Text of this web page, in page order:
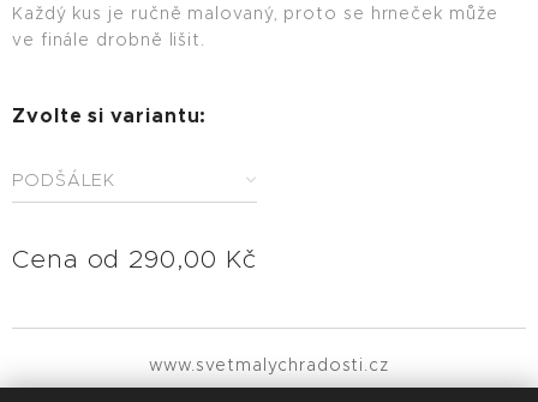
Každý kus je ručně malovaný, proto se hrneček může
ve finále drobně lišit.
Zvolte si variantu:
PODŠÁLEK
Cena od 290,00 Kč
www.svetmalychradosti.cz